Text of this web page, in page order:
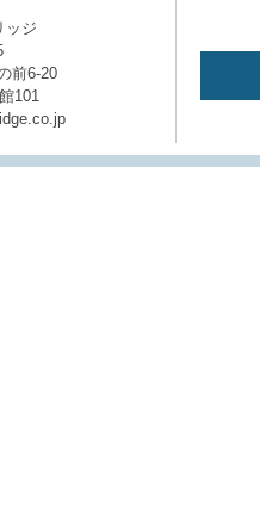
ッジ
前6-20
101